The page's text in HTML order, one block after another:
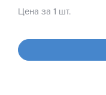
Цена за 1 шт.